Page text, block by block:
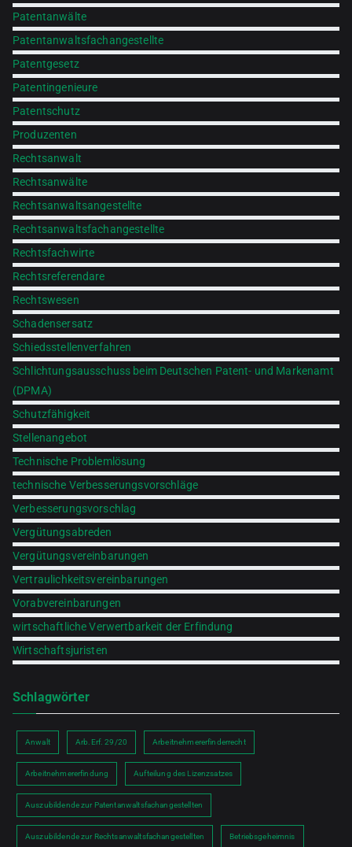
Patentanwälte
Patentanwaltsfachangestellte
Patentgesetz
Patentingenieure
Patentschutz
Produzenten
Rechtsanwalt
Rechtsanwälte
Rechtsanwaltsangestellte
Rechtsanwaltsfachangestellte
Rechtsfachwirte
Rechtsreferendare
Rechtswesen
Schadensersatz
Schiedsstellenverfahren
Schlichtungsausschuss beim Deutschen Patent- und Markenamt
(DPMA)
Schutzfähigkeit
Stellenangebot
Technische Problemlösung
technische Verbesserungsvorschläge
Verbesserungsvorschlag
Vergütungsabreden
Vergütungsvereinbarungen
Vertraulichkeitsvereinbarungen
Vorabvereinbarungen
wirtschaftliche Verwertbarkeit der Erfindung
Wirtschaftsjuristen
Schlagwörter
Anwalt Arb.Erf. 29/20 Arbeitnehmererfinderrecht
Arbeitnehmererfindung Aufteilung des Lizenzsatzes
Auszubildende zur Patentanwaltsfachangestellten
Auszubildende zur Rechtsanwaltsfachangestellten Betriebsgeheimnis